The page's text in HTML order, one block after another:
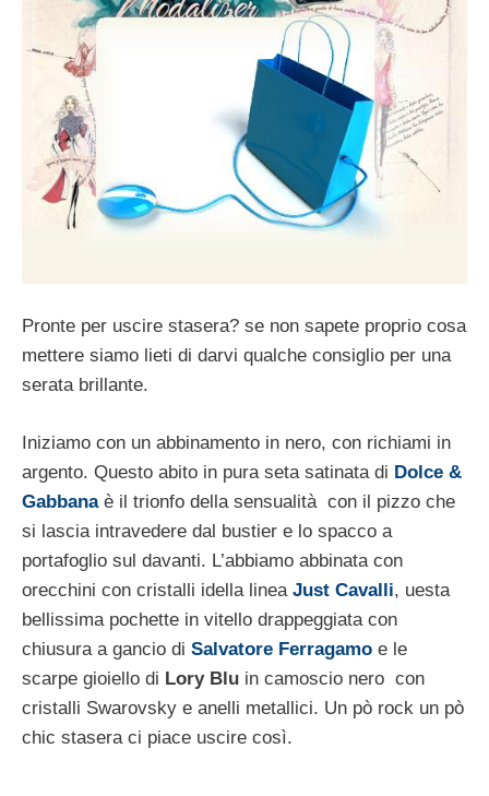
Pronte per uscire stasera? se non sapete proprio cosa
mettere siamo lieti di darvi qualche consiglio per una
serata brillante.
Iniziamo con un abbinamento in nero, con richiami in
argento. Questo abito in pura seta satinata di Dolce &
Gabbanaè il trionfo della sensualità con il pizzo che
si lascia intravedere dal bustier e lo spacco a
portafoglio sul davanti. L’abbiamo abbinata con
orecchini con cristalli idella linea Just Cavalli, uesta
bellissima pochette in vitello drappeggiata con
chiusura a gancio di Salvatore Ferragamo e le
scarpe gioiello di Lory Blu in camoscio nero con
cristalli Swarovsky e anelli metallici. Un pò rock un pò
chic stasera ci piace uscire così.